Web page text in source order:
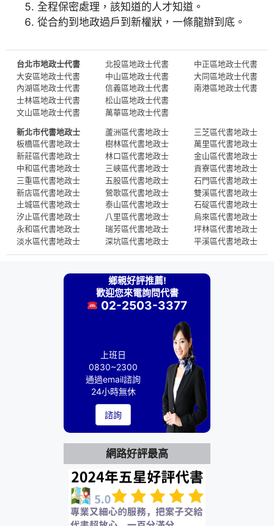
全程保密處理，該知道的人才知道。
從合約到地政過戶到新權狀，一條龍辦到底。
台北市地政士代書
大安區地政士代書
內湖區地政士代書
士林區地政士代書
文山區地政士代書
北投區地政士代書
中山區地政士代書
信義區地政士代書
松山區地政士代書
萬華區地政士代書
中正區地政士代書
大同區地政士代書
南港區地政士代書
新北市代書地政士
板橋區代書地政士
新莊區代書地政士
中和區代書地政士
三重區代書地政士
新店區代書地政士
土城區代書地政士
汐止區代書地政士
永和區代書地政士
淡水區代書地政士
蘆洲區代書地政士
樹林區代書地政士
林口區代書地政士
三峽區代書地政士
五股區代書地政士
鶯歌區代書地政士
泰山區代書地政士
八里區代書地政士
瑞芳區代書地政士
深坑區代書地政士
三芝區代書地政士
萬里區代書地政士
金山區代書地政士
貢寮區代書地政士
石門區代書地政士
雙溪區代書地政士
石碇區代書地政士
烏來區代書地政士
坪林區代書地政士
平溪區代書地政士
鄉親好評推薦!
歡迎您來電詢問代書
02-2503-3377
上班日
0830~2300
通過email諮詢
24小時無休
諮詢
網路好評最高